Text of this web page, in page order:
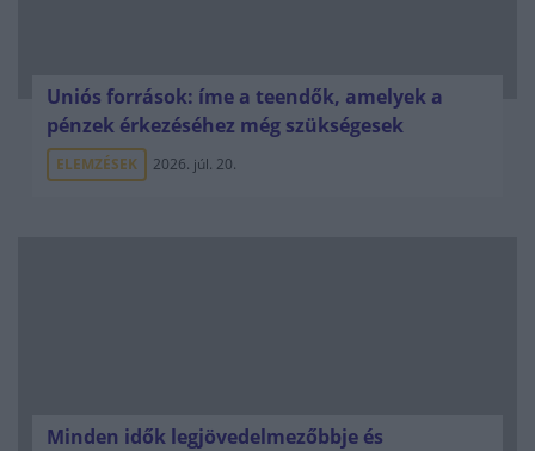
Uniós források: íme a teendők, amelyek a
pénzek érkezéséhez még szükségesek
ELEMZÉSEK 2026. júl. 20.
Minden idők legjövedelmezőbbje és